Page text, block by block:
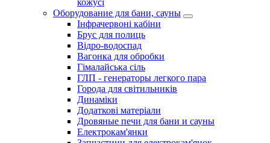
Оборудование для бани, сауны
Інфрачервоні кабіни
Брус для полиць
Відро-водоспад
Вагонка для обробки
Гімалайська сіль
ГЛП - генераторы легкого пара
Города для світильників
Динаміки
Додаткові матеріали
Дровяные печи для бани и сауны
Електрокам'янки